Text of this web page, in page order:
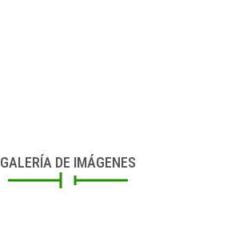
GALERÍA DE IMÁGENES